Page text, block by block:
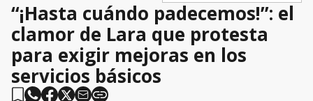
“¡Hasta cuándo padecemos!”: el
clamor de Lara que protesta
para exigir mejoras en los
servicios básicos